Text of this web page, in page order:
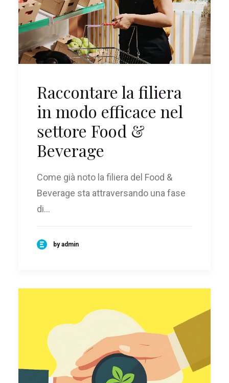
ENGLISH
Raccontare la filiera
in modo efficace nel
settore Food &
Beverage
Come già noto la filiera del Food &
Beverage sta attraversando una fase
di…
by admin